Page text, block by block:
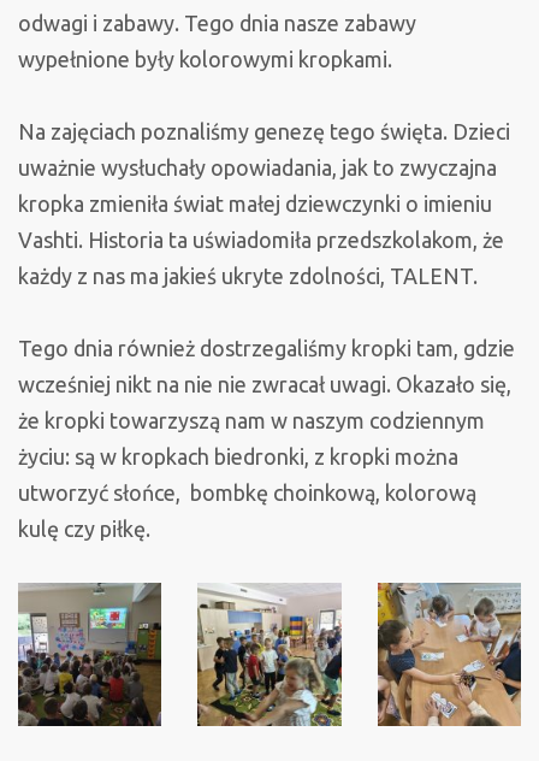
odwagi i zabawy. Tego dnia nasze zabawy
wypełnione były kolorowymi kropkami.
Na zajęciach poznaliśmy genezę tego święta. Dzieci
uważnie wysłuchały opowiadania, jak to zwyczajna
kropka zmieniła świat małej dziewczynki o imieniu
Vashti. Historia ta uświadomiła przedszkolakom, że
każdy z nas ma jakieś ukryte zdolności, TALENT.
Tego dnia również dostrzegaliśmy kropki tam, gdzie
wcześniej nikt na nie nie zwracał uwagi. Okazało się,
że kropki towarzyszą nam w naszym codziennym
życiu: są w kropkach biedronki, z kropki można
utworzyć słońce, bombkę choinkową, kolorową
kulę czy piłkę.